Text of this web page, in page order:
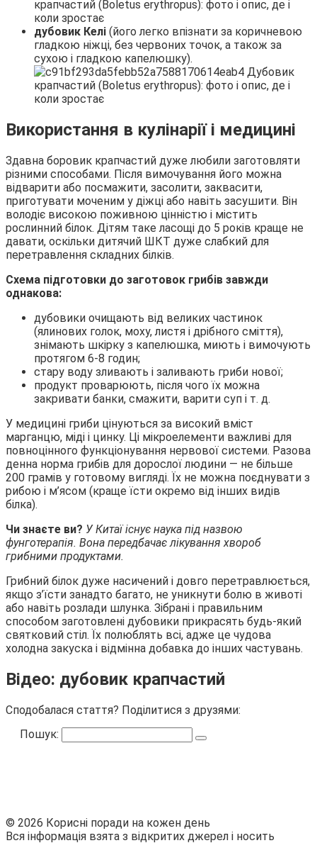
дубовик Келі (його легко впізнати за коричневою
гладкою ніжці, без червоних точок, а також за
сухою і гладкою капелюшку).
Використання в кулінарії і медицині
Здавна боровик крапчастий дуже любили заготовляти
різними способами. Після вимочування його можна
відварити або посмажити, засолити, заквасити,
приготувати моченим у діжці або навіть засушити. Він
володіє високою поживною цінністю і містить
рослинний білок. Дітям таке ласощі до 5 років краще не
давати, оскільки дитячий ШКТ дуже слабкий для
перетравлення складних білків.
Схема підготовки до заготовок грибів завжди
однакова:
дубовики очищають від великих частинок
(ялинових голок, моху, листя і дрібного сміття),
знімають шкірку з капелюшка, миють і вимочують
протягом 6-8 годин;
стару воду зливають і заливають гриби нової;
продукт проварюють, після чого їх можна
закривати банки, смажити, варити суп і т. д.
У медицині гриби цінуються за високий вміст
марганцю, міді і цинку. Ці мікроелементи важливі для
повноцінного функціонування нервової системи. Разова
денна норма грибів для дорослої людини — не більше
200 грамів у готовому вигляді. Їх не можна поєднувати з
рибою і м’ясом (краще їсти окремо від інших видів
білка).
Чи знаєте ви? У Китаї існує наука під назвою
фунготерапія. Вона передбачає лікування хвороб
грибними продуктами.
Грибний білок дуже насичений і довго перетравлюється,
якщо з’їсти занадто багато, не уникнути болю в животі
або навіть розлади шлунка. Зібрані і правильним
способом заготовлені дубовики прикрасять будь-який
святковий стіл. Їх полюблять всі, адже це чудова
холодна закуска і відмінна добавка до інших частувань.
Відео: дубовик крапчастий
Сподобалася стаття? Поділитися з друзями:
Пошук:
© 2026 Корисні поради на кожен день
Вся інформація взята з відкритих джерел і носить